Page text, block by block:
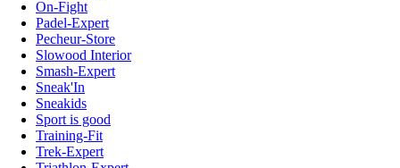
On-Fight
Padel-Expert
Pecheur-Store
Slowood Interior
Smash-Expert
Sneak'In
Sneakids
Sport is good
Training-Fit
Trek-Expert